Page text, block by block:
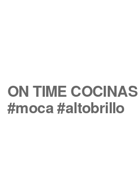
ON TIME
#moca #altobrillo